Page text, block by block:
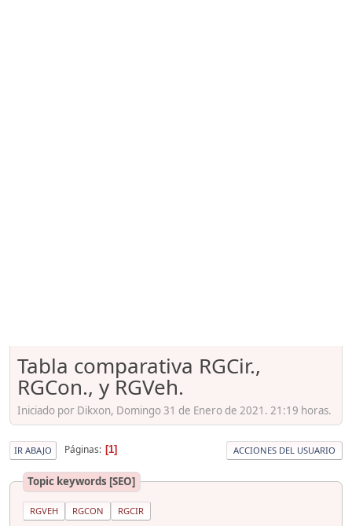
Tabla comparativa RGCir.,
RGCon., y RGVeh.
Iniciado por Dikxon, Domingo 31 de Enero de 2021. 21:19 horas.
IR ABAJO Páginas 1 ACCIONES DEL USUARIO
Topic keywords [SEO]
RGVEH RGCON RGCIR